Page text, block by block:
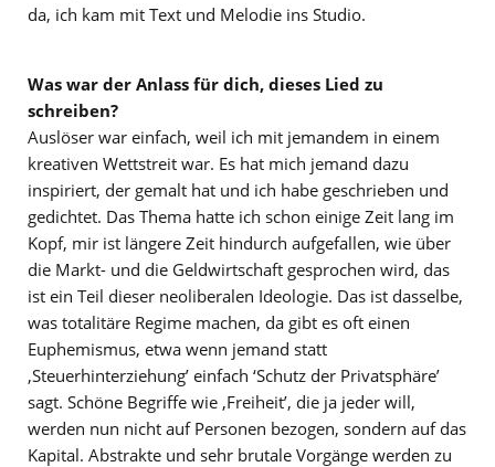
da, ich kam mit Text und Melodie ins Studio.
Was war der Anlass für dich, dieses Lied zu
schreiben?
Auslöser war einfach, weil ich mit jemandem in einem
kreativen Wettstreit war. Es hat mich jemand dazu
inspiriert, der gemalt hat und ich habe geschrieben und
gedichtet. Das Thema hatte ich schon einige Zeit lang im
Kopf, mir ist längere Zeit hindurch aufgefallen, wie über
die Markt- und die Geldwirtschaft gesprochen wird, das
ist ein Teil dieser neoliberalen Ideologie. Das ist dasselbe,
was totalitäre Regime machen, da gibt es oft einen
Euphemismus, etwa wenn jemand statt
‚Steuerhinterziehung’ einfach ‘Schutz der Privatsphäre’
sagt. Schöne Begriffe wie ‚Freiheit’, die ja jeder will,
werden nun nicht auf Personen bezogen, sondern auf das
Kapital. Abstrakte und sehr brutale Vorgänge werden zu